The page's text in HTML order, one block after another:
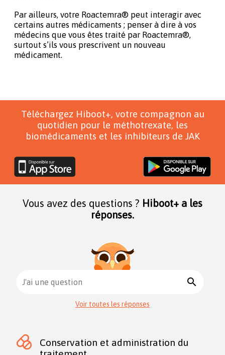
Par ailleurs, votre Roactemra® peut interagir avec
certains autres médicaments ; penser à dire à vos
médecins que vous êtes traité par Roactemra®,
surtout s’ils vous prescrivent un nouveau
médicament.
Téléchargez Hiboot+, votre compagnon au
quotidien pour le méthotrexate, les
biomédicaments et les inhibiteurs de JAK
Vous avez des questions ? Hiboot+ a les
réponses.
J'ai une question search
Voir toutes les réponses
Conservation et administration du